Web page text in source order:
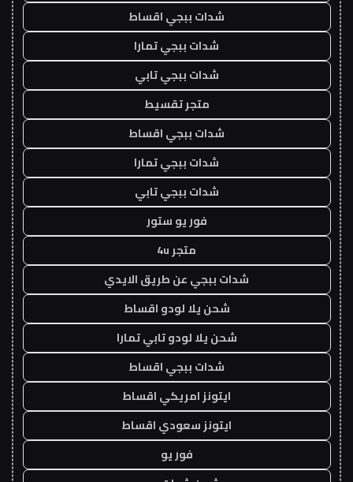
شدات ببجي اقساط
شدات ببجي تمارا
شدات ببجي تابي
متجر تقسيط
شدات ببجي اقساط
شدات ببجي تمارا
شدات ببجي تابي
فور يو ستور
متجر 4u
شدات ببجي عن طريق الايدي
شحن يلا لودو اقساط
شحن يلا لودو تابي تمارا
شدات ببجي اقساط
ايتونز امريكي اقساط
ايتونز سعودي اقساط
فور يو